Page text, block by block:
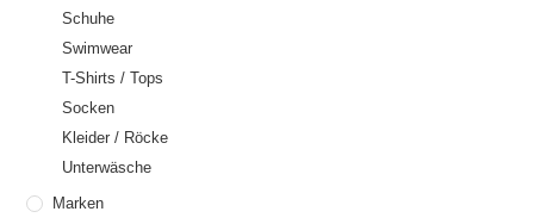
Schuhe
Swimwear
T-Shirts / Tops
Socken
Kleider / Röcke
Unterwäsche
Marken